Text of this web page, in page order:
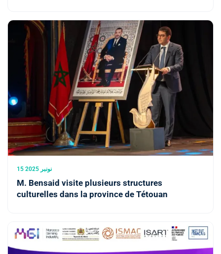
15 نونبر 2025
M. Bensaid visite plusieurs structures
culturelles dans la province de Tétouan